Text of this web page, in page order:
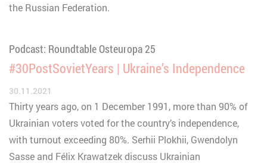
the Russian Federation.
Podcast: Roundtable Osteuropa 25
#30PostSovietYears | Ukraine’s Independence
30.11.2021
Thirty years ago, on 1 December 1991, more than 90% of
Ukrainian voters voted for the country’s independence,
with turnout exceeding 80%. Serhii Plokhii, Gwendolyn
Sasse and Félix Krawatzek discuss Ukrainian